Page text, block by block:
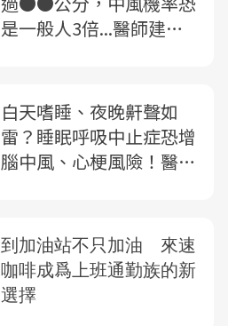
是一般人3倍...醫師建
白天嗜睡、夜晚鼾聲如
雷？睡眠呼吸中止症恐增
腦中風、心梗風險！醫籲